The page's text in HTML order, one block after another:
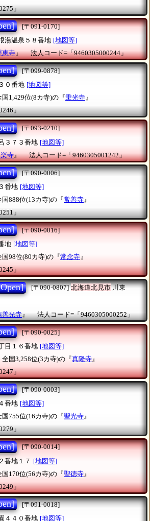
」
[〒091-0170]
湯温泉５８番地 [地図等]
恵寺』 法人コード=「9460305000244」
[〒099-0878]
０番地 [地図等]
国1,429位(8カ寺)の『乗光寺』
」
[〒093-0210]
３７３番地 [地図等]
寺』 法人コード=「9460305001242」
[〒090-0006]
番地 [地図等]
国888位(13カ寺)の『常善寺 』
」
[〒090-0016]
地 [地図等]
国98位(80カ寺)の『常念寺』
」
[〒090-0807] 北海道北見市川東
善光寺』 法人コード=「9460305000252」
[〒090-0025]
目１６番地 [地図等]
全国3,258位(3カ寺)の『真隆寺 』
」
[〒090-0003]
番地 [地図等]
国755位(16カ寺)の『聖光寺』
」
[〒090-0014]
番地１７ [地図等]
国170位(56カ寺)の『聖徳寺 』
」
[〒091-0018]
４４０番地 [地図等]